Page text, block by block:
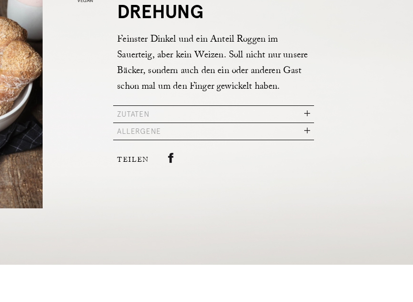
DREHUNG
Feinster Dinkel und ein Anteil Roggen im
Sauerteig, aber kein Weizen. Soll nicht nur unsere
Bäcker, sondern auch den ein oder anderen Gast
schon mal um den Finger gewickelt haben.
ZUTATEN
ALLERGENE
TEILEN